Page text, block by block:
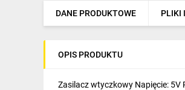
Elektronarzędzia i mierniki
Napędy elektryczne
DANE PRODUKTOWE PLIKI
OPIS PRODUKTU
Zasilacz wtyczkowy Napięcie: 5V